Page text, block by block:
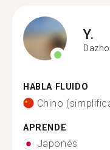
Y.
HABLA FLUIDO
Chino
APRENDE
Japonés